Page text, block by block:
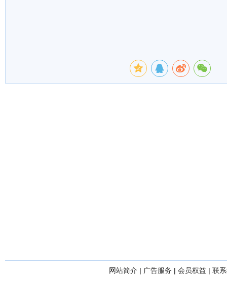
网站简介 | 广告服务 | 会员权益 | 联